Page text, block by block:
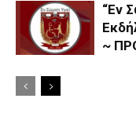
“Εν
~